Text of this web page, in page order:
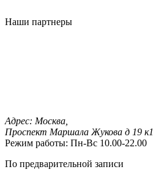
Наши партнеры
Адрес: Москва,
Проспект Маршала Жукова д 19 к1
Режим работы: Пн-Вс 10.00-22.00
По предварительной записи